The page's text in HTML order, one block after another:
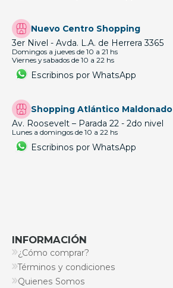
Nuevo Centro Shopping
3er Nivel - Avda. L.A. de Herrera 3365
Domingos a jueves de 10 a 21 hs
Viernes y sabados de 10 a 22 hs
Escribinos por WhatsApp
Shopping Atlántico Maldonado
Av. Roosevelt – Parada 22 - 2do nivel
Lunes a domingos de 10 a 22 hs
Escribinos por WhatsApp
INFORMACIÓN
¿Cómo comprar?
Términos y condiciones
Quienes Somos